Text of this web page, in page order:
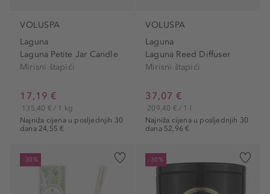
VOLUSPA
Laguna
Laguna Petite Jar Candle
Mirisni štapići
17,19 €
Najniža cijena u posljednjih 30
dana 24,55 €
135,40 € / 1 kg
VOLUSPA
Laguna
Laguna Reed Diffuser
Mirisni štapići
37,07 €
Najniža cijena u posljednjih 30
dana 52,96 €
209,40 € / 1 l
-30% -30%